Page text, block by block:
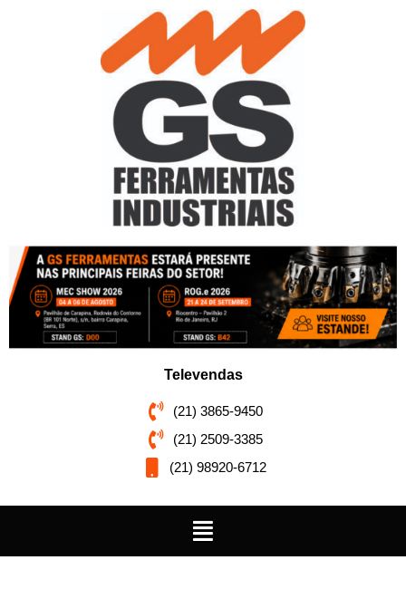
Televendas
(21) 3865-9450
(21) 2509-3385
(21) 98920-6712